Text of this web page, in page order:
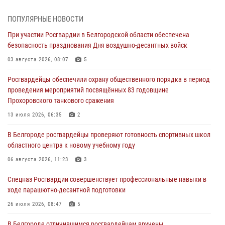
Подвиги героев‑росгвардейцев увековечили в новой музейной
экспозиции белгородского музея‑диорамы «Курская битва.
06 августа 2026, 12:05 3
В Белгороде росгвардейцы проверяют готовность спортивных школ
областного центра к новому учебному году
Росгвардия обеспечила общественную безопасность празднования
83-й годовщины освобождения г. Белгорода от немецко -
06 августа 2026, 06:54 3
Офицеры Росгвардии и ветераны войск правопорядка почтили
ПОПУЛЯРНЫЕ НОВОСТИ
При участии Росгвардии в Белгородской области обеспечена
безопасность празднования Дня воздушно-десантных войск
03 августа 2026, 08:07 5
Росгвардейцы обеспечили охрану общественного порядка в период
проведения мероприятий посвящённых 83 годовщине
Прохоровского танкового сражения
13 июля 2026, 06:35 2
В Белгороде росгвардейцы проверяют готовность спортивных школ
областного центра к новому учебному году
06 августа 2026, 11:23 3
Спецназ Росгвардии совершенствует профессиональные навыки в
ходе парашютно-десантной подготовки
26 июля 2026, 08:47 5